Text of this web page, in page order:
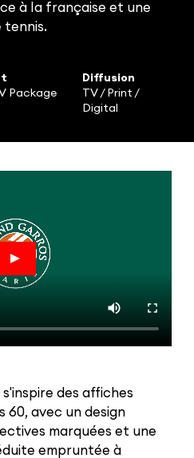
à la française et une
tennis.
Package
Diffusion
TV / Print /
Digital
des affiches
60, avec un design
marquées et une
empruntée à